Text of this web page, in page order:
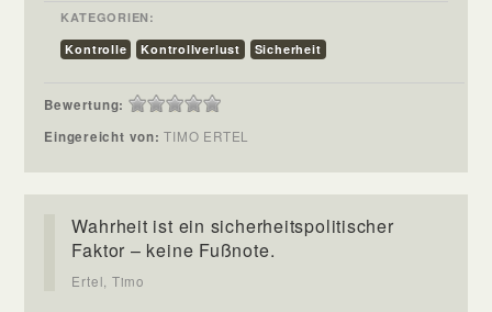
KATEGORIEN:
Kontrolle
Kontrollverlust Sicherheit
Bewertung:
Eingereicht von:TIMO ERTEL
Wahrheit ist ein sicherheitspolitischer
Faktor – keine Fußnote.
Ertel, Timo